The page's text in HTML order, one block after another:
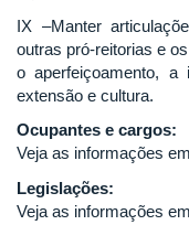
IX –Manter
outras pró-reitorias e
o aperfeiçoamento,
extensão e cultura.
Ocupantes e cargos:
Veja as informações em
Legislações:
Veja as informações em